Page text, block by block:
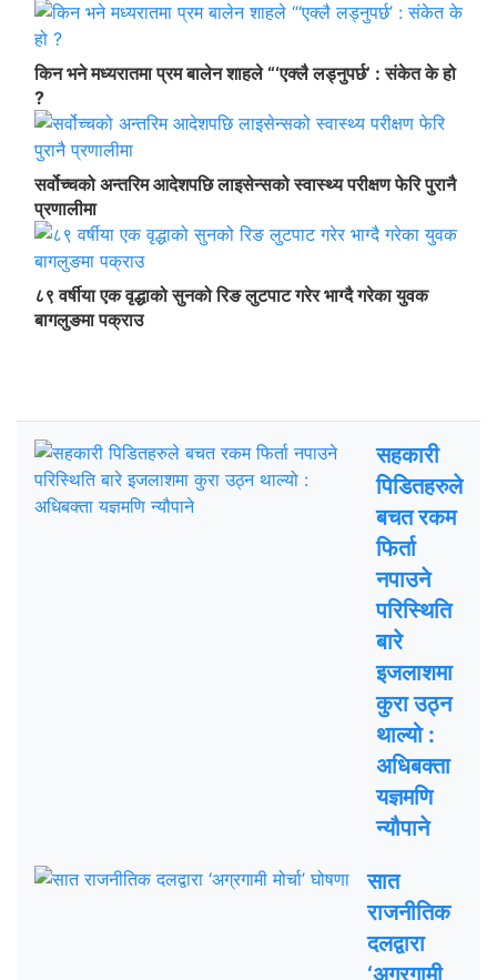
किन भने मध्यरातमा प्रम बालेन शाहले “‘एक्लै लड्नुपर्छ’ : संकेत के हो
?
सर्वोच्चको अन्तरिम आदेशपछि लाइसेन्सको स्वास्थ्य परीक्षण फेरि पुरानै
प्रणालीमा
८९ वर्षीया एक वृद्धाको सुनको रिङ लुटपाट गरेर भाग्दै गरेका युवक
बागलुङमा पक्राउ
सहकारी
पिडितहरुले
बचत रकम
फिर्ता
नपाउने
परिस्थिति
बारे
इजलाशमा
कुरा उठ्न
थाल्यो :
अधिबक्ता
यज्ञमणि
न्यौपाने
सात
राजनीतिक
दलद्वारा